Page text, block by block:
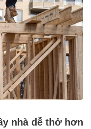
nhà dễ thở hơn